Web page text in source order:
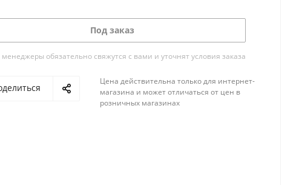
Под заказ
обязательно свяжутся с вами и уточнят условия заказа
Цена действительна только для интернет-
магазина и может отличаться от цен в
розничных магазинах